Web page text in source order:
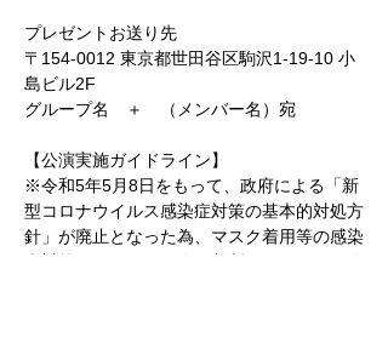
プレゼントお送り先
〒154-0012 東京都世田谷区駒沢1-19-10 小
島ビル2F
グループ名　＋　（メンバー名）宛
【公演実施ガイドライン】
※令和5年5月8日をもって、政府による「新
型コロナウイルス感染症対策の基本的対処方
針」が廃止となった為、マスク着用等の感染